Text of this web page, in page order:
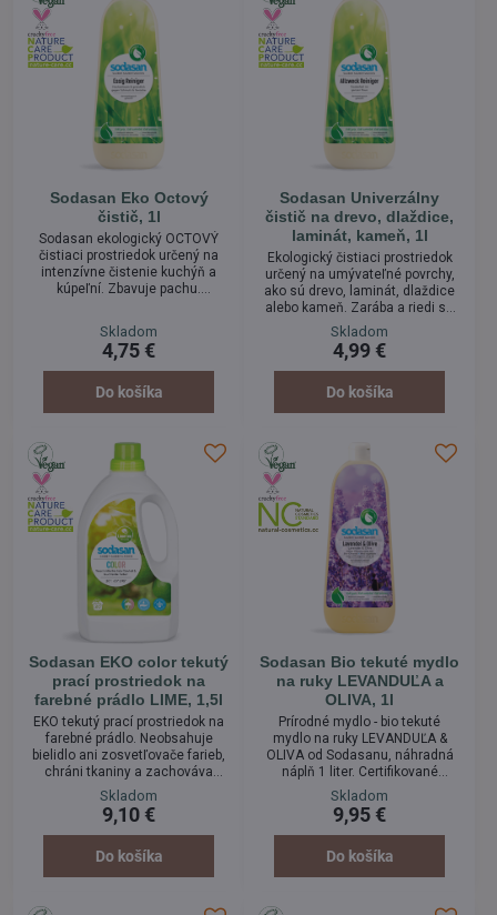
Sodasan Eko Octový
čistič, 1l
Sodasan ekologický OCTOVÝ
čistiaci prostriedok určený na
intenzívne čistenie kuchýň a
kúpeľní. Zbavuje pachu.
mydla na zariadení a obkladoch.
Skladom
4,75 €
Do košíka
Sodasan Univerzálny
čistič na drevo, dlaždice,
laminát, kameň, 1l
Ekologický čistiaci prostriedok
určený na umývateľné povrchy,
ako sú drevo, laminát, dlaždice
alebo kameň. Zarába a riedi sa
vo vode na umývanie.
Skladom
4,99 €
Do košíka
Sodasan EKO color tekutý
prací prostriedok na
farebné prádlo LIME, 1,5l
EKO tekutý prací prostriedok na
farebné prádlo. Neobsahuje
bielidlo ani zosvetľovače farieb,
chráni tkaniny a zachováva
farby. S vôňou LIME limetky, s
BIO esenciálnymi olejmi,
vyrobený z vysoko kvalitných
rastlinných BIO mydiel,
prirodzená vôňa vďaka pridaným
Skladom
9,10 €
Do košíka
Sodasan Bio tekuté mydlo
na ruky LEVANDUĽA a
OLIVA, 1l
Prírodné mydlo - bio tekuté
mydlo na ruky LEVANDUĽA &
OLIVA od Sodasanu, náhradná
náplň 1 liter. Certifikované
organické rastlinné mydlo pre
jemnú starostlivosť o ruky a telo.
Toto jemné tekuté mydlo s
certifikovaným organickým
esenciálnym levanduľovým
Skladom
9,95 €
Do košíka